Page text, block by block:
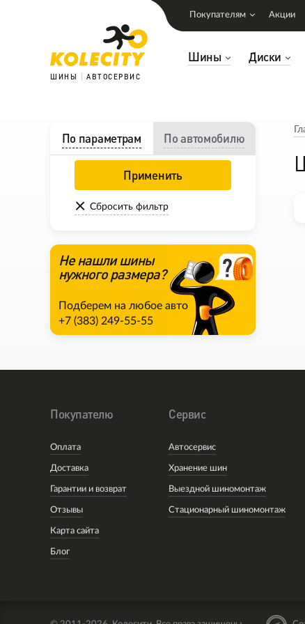
ШИНЫ АВТОСЕРВИС
Шины Диски
Покупателям Акции
По параметрам По автомобилю
Применить
Сбросить фильтр
Не нашли шины
нужного размера?
Подберем на любое авто
+7 (383) 249-55-55
Покупателю
Оплата
Доставка
Гарантии и возврат
Отзывы
Карта сайта
Блог
Сервис
Автосервис
Хранение шин
Выездной шиномонтаж
Стационарный шиномонтаж